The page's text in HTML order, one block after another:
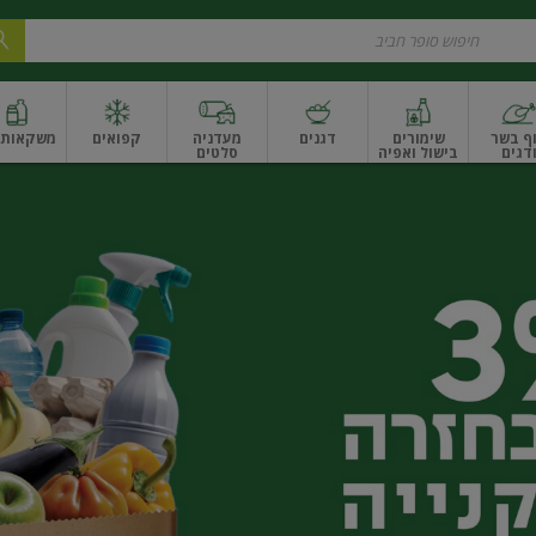
בשר
ודגים
שימורים
בישול ואפיה
דגנים מעדניה
סלטים
ונקניקים
קפואים משקאות
ואגוזיםפירות יבשים ארוזפירות יבשים בתפזורתפיצוחים, אגוזים